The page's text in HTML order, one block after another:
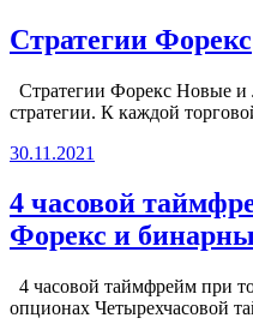
Стратегии Форекс
Стратегии Форекс Новые
стратегии. К каждой
30.11.2021
4 часовой
Форекс и
4 часовой таймфрейм при
опционах Четырехчасовой